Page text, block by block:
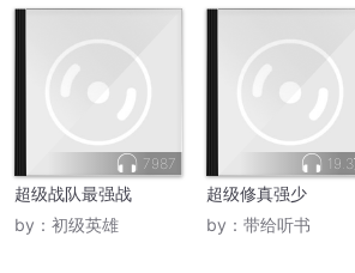
7987
超级战队最强战
by： 初级英雄
超级修真强少
by： 带给听书